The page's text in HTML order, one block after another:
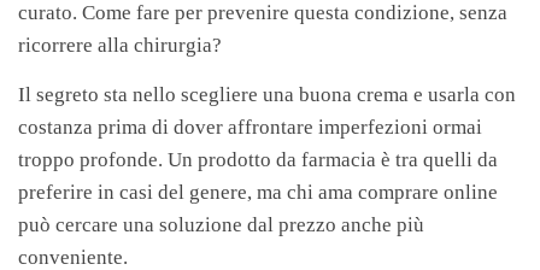
curato. Come fare per prevenire questa condizione, senza
ricorrere alla chirurgia?
Il segreto sta nello scegliere una buona crema e usarla con
costanza prima di dover affrontare imperfezioni ormai
troppo profonde. Un prodotto da farmacia è tra quelli da
preferire in casi del genere, ma chi ama comprare online
può cercare una soluzione dal prezzo anche più
conveniente.